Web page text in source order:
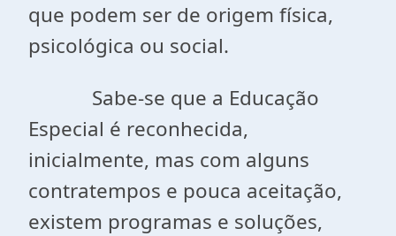
que podem ser de origem física,
psicológica ou social.
Sabe-se que a Educação
Especial é reconhecida,
inicialmente, mas com alguns
contratempos e pouca aceitação,
existem programas e soluções,